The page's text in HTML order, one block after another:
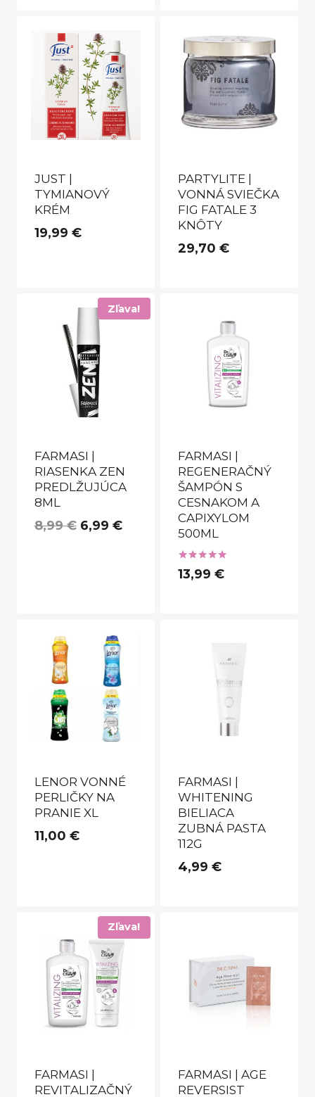
JUST |
TYMIANOVÝ
KRÉM
19,99 €
PARTYLITE |
VONNÁ SVIEČKA
FIG FATALE 3
KNÔTY
29,70 €
Zľava!
FARMASI |
RIASENKA ZEN
PREDLŽUJÚCA
8ML
8,99€ Pôvodná
6,99 €Aktuálna
FARMASI |
REGENERAČNÝ
ŠAMPÓN S
CESNAKOM A
CAPIXYLOM
500ML
Hodnotenie
5.00
13,99 €
LENOR VONNÉ
PERLIČKY NA
PRANIE XL
11,00 €
FARMASI |
WHITENING
BIELIACA
ZUBNÁ PASTA
112G
4,99 €
Zľava!
FARMASI |
REVITALIZAČNÝ
FARMASI | AGE
REVERSIST